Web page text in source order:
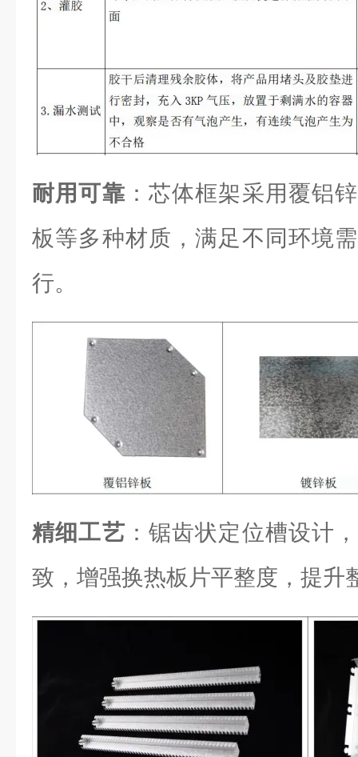
耐用可靠 ：芯体框架采用覆铝
板等多种材质，满足不同环境
行。
精细工艺 ：锯齿状定位槽设计
致，增强换热板片平整度，提升